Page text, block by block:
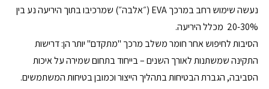
נעשה שימוש רחב במרכך EVA (״אלבה״) שמרכיבו בתוך היריעה נע בין
20-30%  מכלל היריעה.
הסיבות לחיפוש אחר חומר משלב מרכך "מתקדם" יותר הן: דרישות
התקינה שמשתנות לאורך השנים – בייחוד בתחום שמירה על איכות
הסביבה, הגברת הבטיחות בתהליך הייצור וכמובן בטיחות המשתמשים.